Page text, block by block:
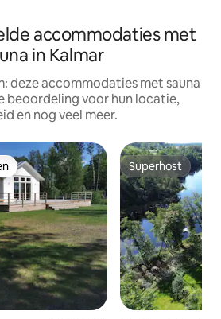
accommodaties met
in Kalmar
deze accommodaties met sauna
beoordeling voor hun locatie,
en nog veel meer.
Superhost
Superhost